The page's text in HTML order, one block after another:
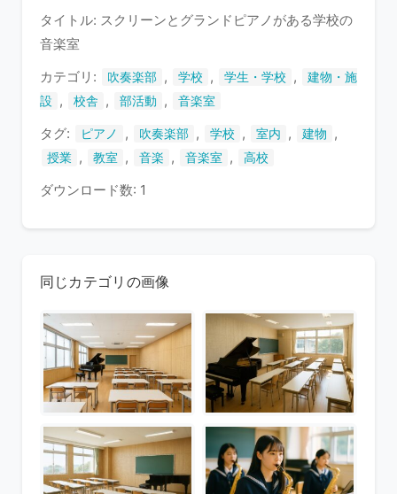
い
す
タイトル: スクリーンとグランドピアノがある学校の
音楽室
カテゴリ:
吹奏楽部 , 学校 , 学生・学校 ,
建物・施
設
, 校舎 , 部活動 , 音楽室
タグ: ピアノ , 吹奏楽部 , 学校 , 室内 , 建物 ,
授業 , 教室 , 音楽 , 音楽室 , 高校
ダウンロード数: 1
同じカテゴリの画像